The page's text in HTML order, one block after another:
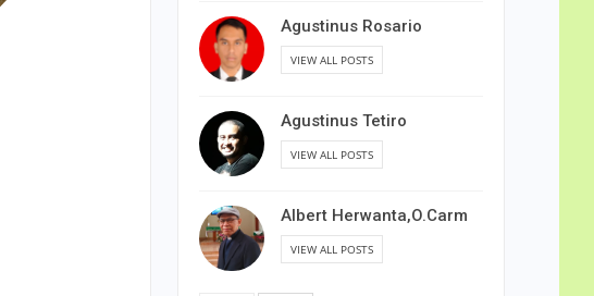
Agustinus Rosario
VIEW ALL POSTS
Agustinus Tetiro
VIEW ALL POSTS
Albert Herwanta,O.Carm
VIEW ALL POSTS